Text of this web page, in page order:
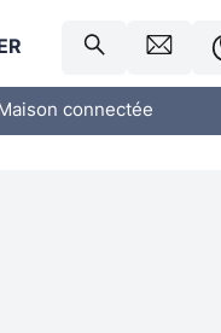
Maison connectée